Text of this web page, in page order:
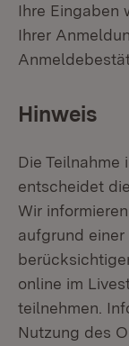
Ihre Eingaben
Ihrer
Hinweis
Die Teilnahme
entscheidet
Wir
aufgrund
online im
teilnehmen.
Nutzung des